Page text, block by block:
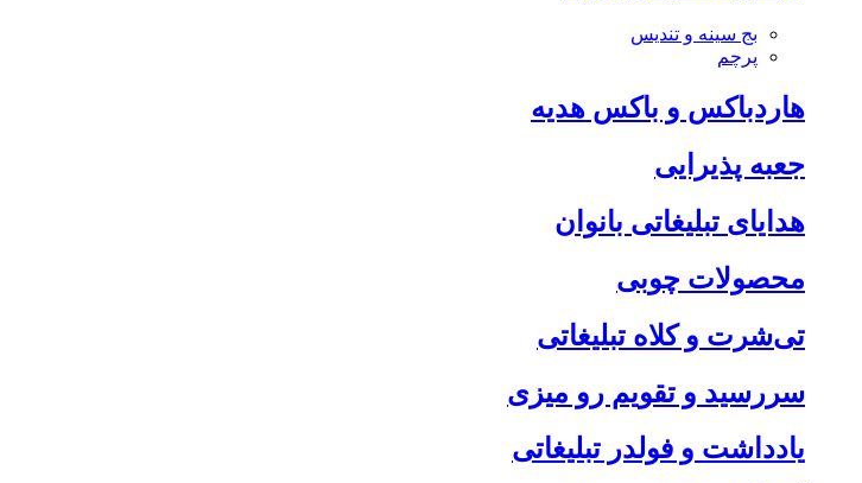
بج سینه و تندیس
پرچم
هاردباکس و باکس هدیه
جعبه پذیرایی
هدایای تبلیغاتی بانوان
محصولات چوبی
تی‌شرت و کلاه تبلیغاتی
سررسید و تقویم رو میزی
یادداشت و فولدر تبلیغاتی